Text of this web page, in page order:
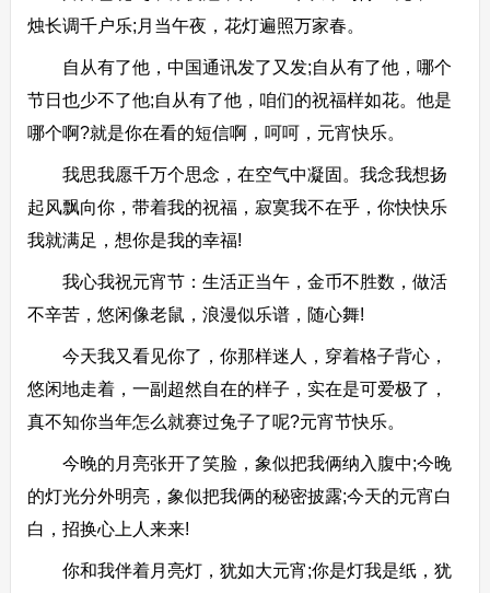
烛长调千户乐;月当午夜，花灯遍照万家春。
自从有了他，中国通讯发了又发;自从有了他，哪个
节日也少不了他;自从有了他，咱们的祝福样如花。他是
哪个啊?就是你在看的短信啊，呵呵，元宵快乐。
我思我愿千万个思念，在空气中凝固。我念我想扬
起风飘向你，带着我的祝福，寂寞我不在乎，你快快乐
我就满足，想你是我的幸福!
我心我祝元宵节：生活正当午，金币不胜数，做活
不辛苦，悠闲像老鼠，浪漫似乐谱，随心舞!
今天我又看见你了，你那样迷人，穿着格子背心，
悠闲地走着，一副超然自在的样子，实在是可爱极了，
真不知你当年怎么就赛过兔子了呢?元宵节快乐。
今晚的月亮张开了笑脸，象似把我俩纳入腹中;今晚
的灯光分外明亮，象似把我俩的秘密披露;今天的元宵白
白，招换心上人来来!
你和我伴着月亮灯，犹如大元宵;你是灯我是纸，犹